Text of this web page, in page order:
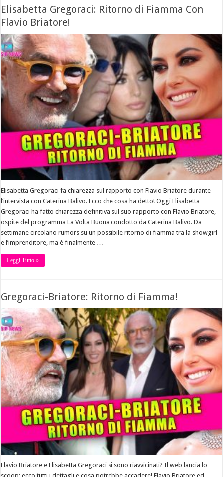
Elisabetta Gregoraci: Ritorno di Fiamma Con
Flavio Briatore!
Elisabetta Gregoraci fa chiarezza sul rapporto con Flavio Briatore durante
l’intervista con Caterina Balivo. Ecco che cosa ha detto! Oggi Elisabetta
Gregoraci ha fatto chiarezza definitiva sul suo rapporto con Flavio Briatore,
ospite del programma La Volta Buona condotto da Caterina Balivo. Da
settimane circolano rumors su un possibile ritorno di fiamma tra la showgirl
e l’imprenditore, ma è finalmente …
Leggi Tutto »
Gregoraci-Briatore: Ritorno di Fiamma!
Flavio Briatore e Elisabetta Gregoraci si sono riavvicinati? Il web lancia lo
scoop: ecco tutti i dettagli e cosa potrebbe accadere! Flavio Briatore ed